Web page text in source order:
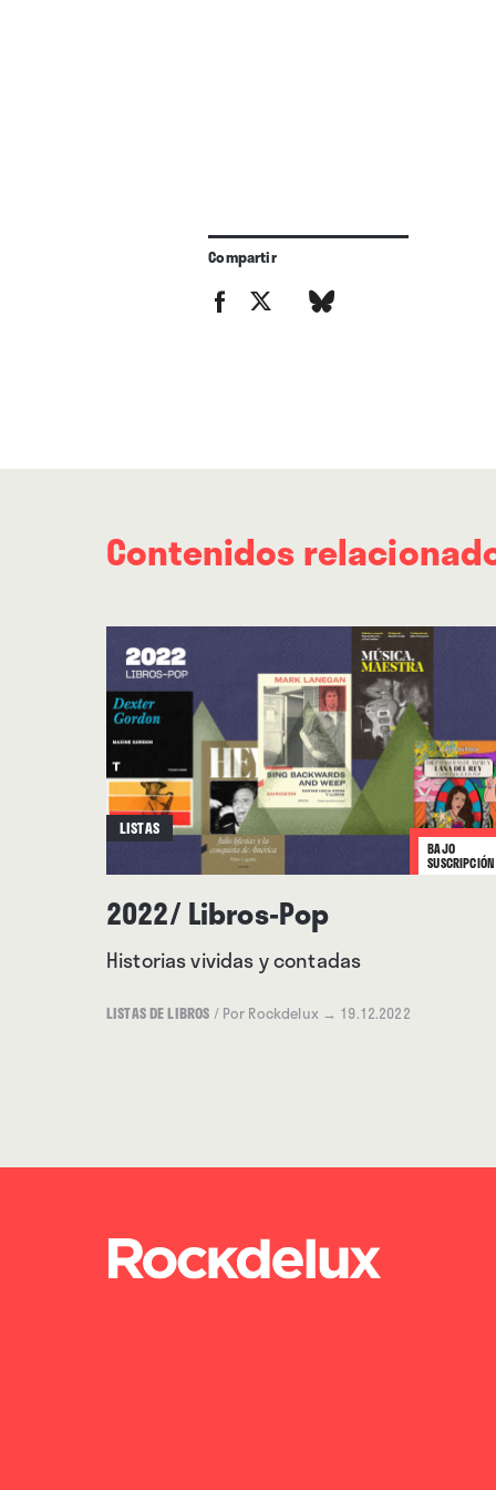
Compartir
Contenidos
BAJO
SUSCRIPCIÓN
LISTAS
2022/ Libros-Pop
Historias vividas y contadas
LISTAS DE LIBROS / Por Rockdelux → 19.12.2022